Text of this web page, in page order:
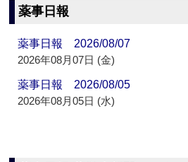
薬事日報
薬事日報 2026/08/07
2026年08月07日 (金)
薬事日報 2026/08/05
2026年08月05日 (水)